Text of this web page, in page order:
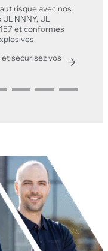
risque avec nos
NNNY, UL
et conformes
et sécurisez vos